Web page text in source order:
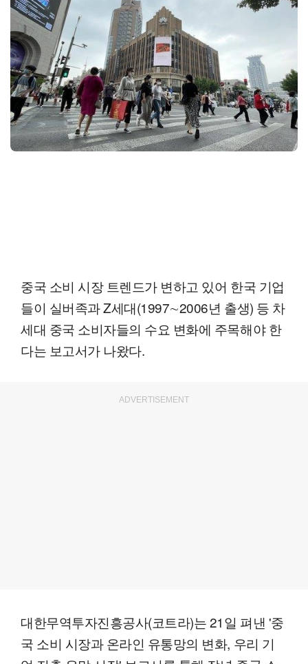
중국 소비 시장 트렌드가 변하고 있어 한국 기업
들이 실버족과 Z세대(1997∼2006년 출생) 등 차
세대 중국 소비자들의 수요 변화에 주목해야 한
다는 보고서가 나왔다.
ADVERTISEMENT
대한무역투자진흥공사(코트라)는 21일 펴낸 '중
국 소비 시장과 온라인 유통망의 변화, 우리 기